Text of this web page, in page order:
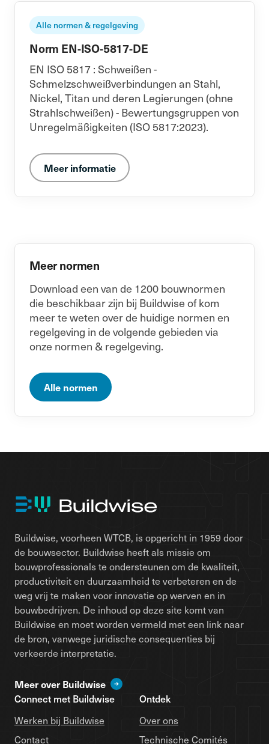
Alle normen & regelgeving
Norm EN-ISO-5817-DE
EN ISO 5817 : Schweißen -
Schmelzschweißverbindungen an Stahl,
Nickel, Titan und deren Legierungen (ohne
Strahlschweißen) - Bewertungsgruppen von
Unregelmäßigkeiten (ISO 5817:2023).
Meer informatie
Meer normen
Download een van de 1200 bouwnormen
die beschikbaar zijn bij Buildwise of kom
meer te weten over de huidige normen en
regelgeving in de volgende gebieden via
onze normen & regelgeving.
Alle normen
Buildwise, voorheen WTCB, is opgericht in 1959 door
de bouwsector. Buildwise heeft als missie om
bouwprofessionals te ondersteunen om de kwaliteit,
productiviteit en duurzaamheid te verbeteren en de
weg vrij te maken voor innovatie op werven en in
bouwbedrijven. De inhoud op deze site komt van
Buildwise en moet worden vermeld met een link naar
de bron, vanwege juridische consequenties bij
verkeerde interpretatie.
Meer over Buildwise
Connect met Buildwise
Werken bij Buildwise
Contact
Ontdek
Over ons
Technische Comités